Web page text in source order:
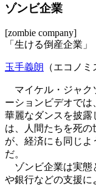
ゾンビ企業
[zombie company]
「生ける倒産企業」
玉手義朗 （エコノミ
マイケル・ジャク
ーションビデオで
華麗なダンスを披露
は、人間たちを死
が、経済にも同じ
だ。
ゾンビ企業は実態
や銀行などの支援に